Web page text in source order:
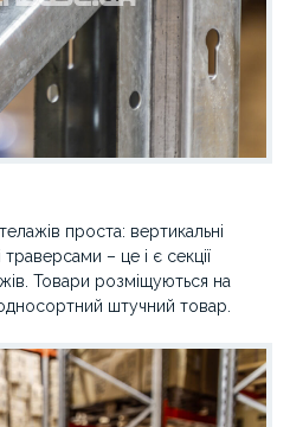
проста: вертикальні
траверсами – це і є секції
Товари розміщуються на
штучний товар.